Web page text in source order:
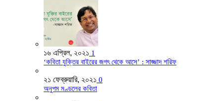
১৬ এপ্রিল, ২০২১ 1
‘কবিতা যুক্তির বাইরের জগৎ থেকে আসে’ : সাজ্জাদ শরিফ
২১ ফেব্রুয়ারি, ২০২১ 0
অনুপম মণ্ডলের কবিতা